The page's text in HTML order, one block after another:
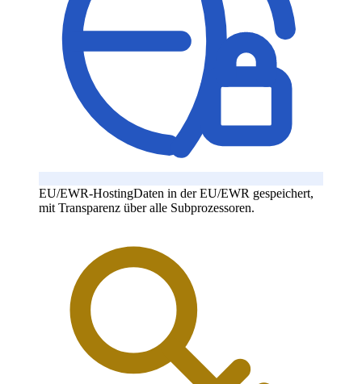
EU/EWR-HostingDaten in der EU/EWR gespeichert,
mit Transparenz über alle Subprozessoren.